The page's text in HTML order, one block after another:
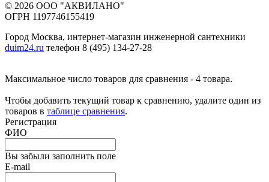
© 2026 ООО "АКВИЛАНО"
ОГРН 1197746155419
Город Москва, интернет-магазин инженерной сантехники
duim24.ru телефон 8 (495) 134-27-28
Максимальное число товаров для сравнения - 4 товара.
Чтобы добавить текущий товар к сравнению, удалите один из
товаров в таблице сравнения.
Регистрация
ФИО
Вы забыли заполнить поле
E-mail